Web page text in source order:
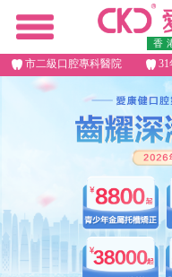
香
市二級口腔專科醫院